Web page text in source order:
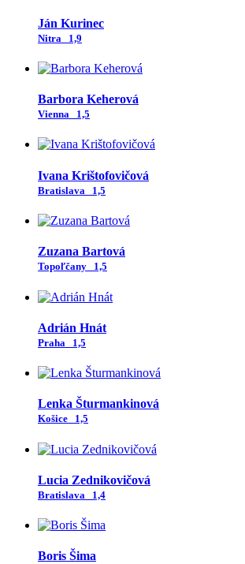
Ján Kurinec
Nitra 1,9
Barbora Keherová
Vienna 1,5
Ivana Krištofovičová
Bratislava 1,5
Zuzana Bartová
Topoľčany 1,5
Adrián Hnát
Praha 1,5
Lenka Šturmankinová
Košice 1,5
Lucia Zednikovičová
Bratislava 1,4
Boris Šima